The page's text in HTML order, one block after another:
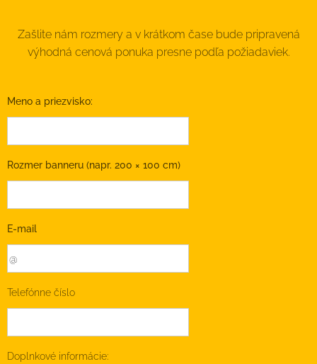
Zašlite nám rozmery a v krátkom čase bude pripravená
výhodná cenová ponuka presne podľa požiadaviek.
Meno a priezvisko:
Rozmer banneru (napr. 200 × 100 cm)
E-mail
Telefónne číslo
Doplnkové informácie: